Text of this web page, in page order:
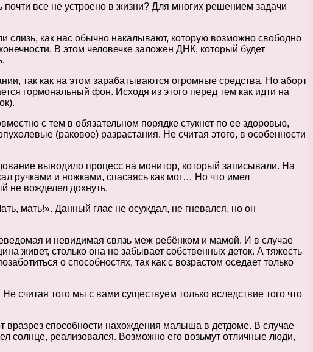
все не устроено в жизни? Для многих решением задачи
слизь, как нас обычно накалывают, которую возможно свободно
В этом человечке заложен ДНК, который будет
так как на этом зарабатываются огромные средства. Но аборт
гормональный фон. Исходя из этого перед тем как идти на
с тем в обязательном порядке стукнет по ее здоровью,
(раковое) разрастания. Не считая этого, в особенности
выводило процесс на монитор, который записывали. На
ручками и ножками, спасаясь как мог… Но что имел
не вожделел дохнуть.
мать!». Данный глас не осуждал, не гневался, но он
и невидимая связь меж ребёнком и мамой. И в случае
живет, столько она не забывает собственных деток. А тяжесть
о способностях, так как с возрастом оседает только
считая того мы с вами существуем только вследствие того что
вразрез способности нахождения малыша в детдоме. В случае
солнце, реализовался. Возможно его возьмут отличные люди,